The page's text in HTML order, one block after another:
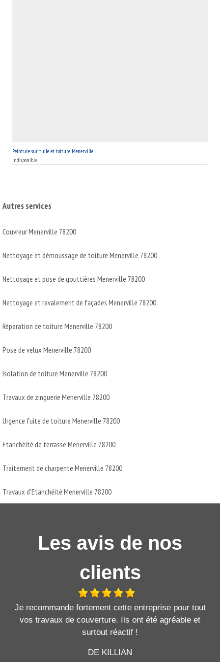
Peinture sur tuile et toiture Menerville
indisponible
Autres services
Couvreur Menerville 78200
Nettoyage et démoussage de toiture Menerville 78200
Nettoyage et pose de gouttières Menerville 78200
Nettoyage et ravalement de façades Menerville 78200
Réparation de toiture Menerville 78200
Pose de velux Menerville 78200
Isolation de toiture Menerville 78200
Travaux de zinguerie Menerville 78200
Urgence fuite de toiture Menerville 78200
Etanchéité de terrasse Menerville 78200
Traitement de charpente Menerville 78200
Travaux d'Etanchéité Menerville 78200
Les avis de nos
clients
Je recommande fortement cette entreprise pour tout
vos travaux de couverture. Ils ont été agréable et
surtout réactif !
DE KILLIAN